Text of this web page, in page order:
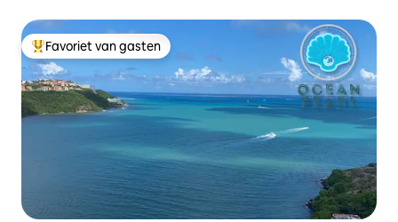
Topfavoriet van gasten
Favoriet van gasten